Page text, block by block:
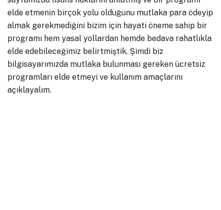
elde etmenin birçok yolu olduğunu mutlaka para ödeyip
almak gerekmediğini bizim için hayati öneme sahip bir
programı hem yasal yollardan hemde bedava rahatlıkla
elde edebileceğimiz belirtmiştik. Şimdi biz
bilgisayarımızda mutlaka bulunması gereken ücretsiz
programları elde etmeyi ve kullanım amaçlarını
açıklayalım.